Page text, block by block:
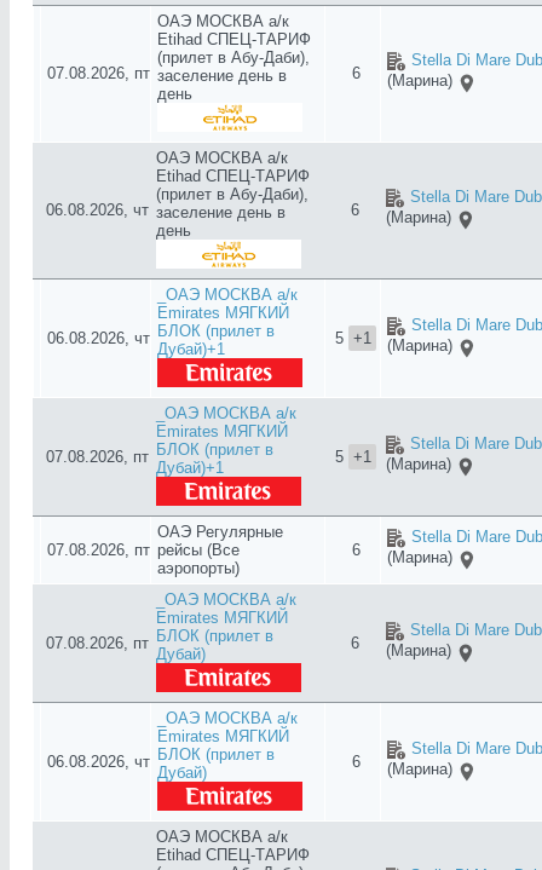
07.08.2026, пт
ОАЭ МОСКВА а/к
Etihad СПЕЦ-ТАРИФ
(прилет в Абу-Даби),
заселение день в
день
6
Stella Di Mare
(Марина)
06.08.2026, чт
ОАЭ МОСКВА а/к
Etihad СПЕЦ-ТАРИФ
(прилет в Абу-Даби),
заселение день в
день
6
Stella Di Mare
(Марина)
06.08.2026, чт
_ОАЭ МОСКВА а/к
Emirates МЯГКИЙ
БЛОК (прилет в
Дубай)+1
5 +1
Stella Di Mare
(Марина)
07.08.2026, пт
_ОАЭ МОСКВА а/к
Emirates МЯГКИЙ
БЛОК (прилет в
Дубай)+1
5 +1
Stella Di Mare
(Марина)
07.08.2026, пт
ОАЭ Регулярные
рейсы (Все
аэропорты)
6
Stella Di Mare
(Марина)
07.08.2026, пт
_ОАЭ МОСКВА а/к
Emirates МЯГКИЙ
БЛОК (прилет в
Дубай)
6
Stella Di Mare
(Марина)
06.08.2026, чт
_ОАЭ МОСКВА а/к
Emirates МЯГКИЙ
БЛОК (прилет в
Дубай)
6
Stella Di Mare
(Марина)
ОАЭ МОСКВА а/к
Etihad СПЕЦ-ТАРИФ